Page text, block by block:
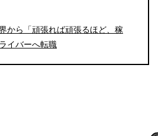
から「頑張れば頑張るほど、稼
イバーへ転職